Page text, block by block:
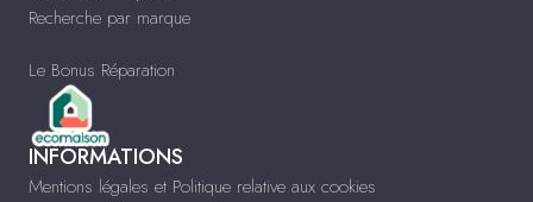
Recherche par marque
Le Bonus Réparation
INFORMATIONS
Mentions légales et Politique relative aux cookies